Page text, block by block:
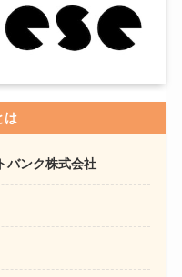
は
バンク株式会社